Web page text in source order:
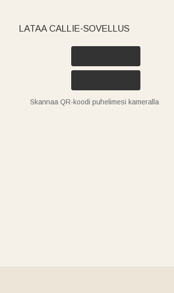
LATAA CALLIE-SOVELLUS
Skannaa QR-koodi puhelimesi kameralla